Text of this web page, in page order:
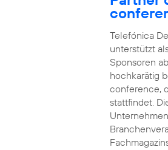
Telefónica
unterstützt
Sponsoren
hochkarätig
conference,
stattfindet.